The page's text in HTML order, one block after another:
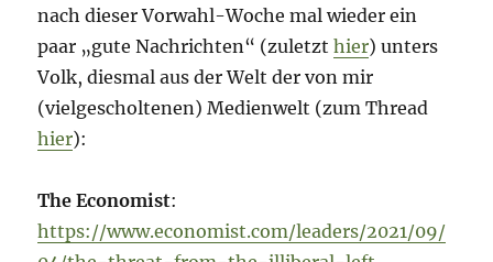
nach dieser Vorwahl-Woche mal wieder ein
paar „gute Nachrichten“ (zuletzthier) unters
Volk, diesmal aus der Welt der von mir
(vielgescholtenen) Medienwelt (zum Thread
hier):
The Economist:
https://www.economist.com/leaders/2021/09/